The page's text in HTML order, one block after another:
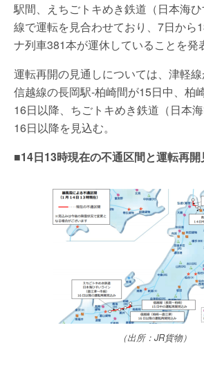
駅間、えちごトキめき鉄道（日本海
線で運転を見合わせており、7日から
ナ列車381本が運休していることを発
運転再開の見通しについては、津軽線
信越線の長岡駅-柏崎間が15日中、柏
16日以降、ちごトキめき鉄道（日本
16日以降を見込む。
■14日13時現在の不通区間と運転再開
（出所：JR貨物）